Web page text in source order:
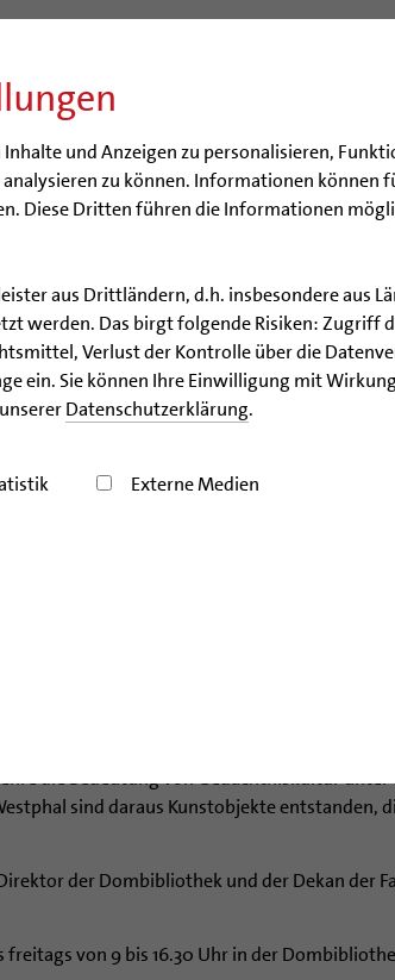
und Anzeigen zu personalisieren,
zu können. Informationen können
Diese Dritten führen die Informationen
aus Drittländern, d.h. insbesondere aus
werden. Das birgt folgende Risiken: Zugriff
Verlust der Kontrolle über die
ein. Sie können Ihre Einwilligung mit
Datenschutzerklärung.
Externe Medien
BISTUM BERATUNG
Bits statt
Hildesheim zeigt Kunst gegen
der Hildesheimer „Hochschule für
dem Titel „gelöschtes gedächtnis“.
Handwerkszeug geworden.
begrenzt haltbar, heißt es.
des Fachbereichs Gestaltung der
die Bedeutung von Gedächtniskultur
sind daraus Kunstobjekte entstanden,
der Dombibliothek und der Dekan der
von 9 bis 16.30 Uhr in der